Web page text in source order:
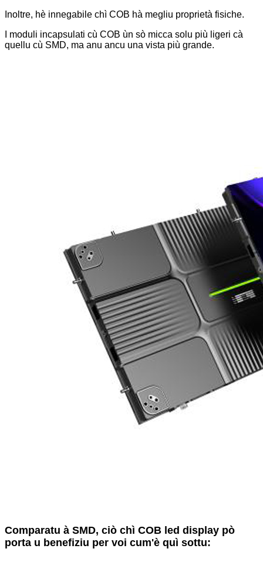
Inoltre, hè innegabile chì COB hà megliu proprietà fisiche.
I moduli incapsulati cù COB ùn sò micca solu più ligeri cà
quellu cù SMD, ma anu ancu una vista più grande.
Comparatu à SMD, ciò chì COB led display pò
porta u benefiziu per voi cum'è quì sottu: